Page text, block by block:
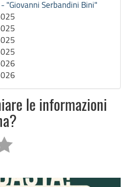
"Giovanni Serbandini Bini"
le informazioni